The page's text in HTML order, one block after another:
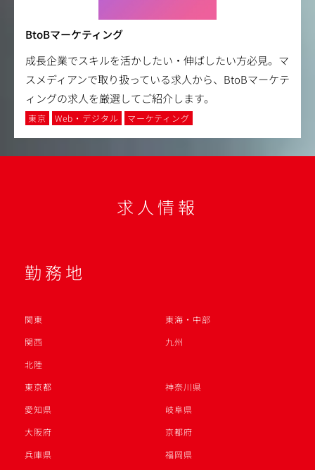
BtoBマーケティング
成長企業でスキルを活かしたい・伸ばしたい方必見。マ
スメディアンで取り扱っている求人から、BtoBマーケテ
ィングの求人を厳選してご紹介します。
東京 Web・デジタル マーケティング
求人情報
勤務地
関東
東海・中部
関西
九州
北陸
東京都
神奈川県
愛知県
岐阜県
大阪府
京都府
兵庫県
福岡県